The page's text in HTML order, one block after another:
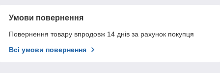
Умови повернення
Повернення товару впродовж 14 днів за рахунок покупця
Всі умови повернення